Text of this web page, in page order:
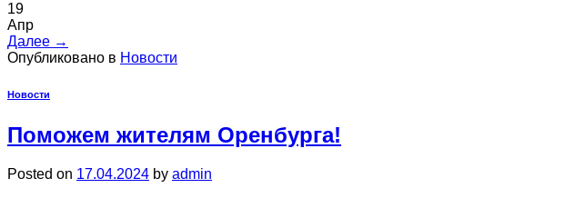
19
Апр
Далее →
Опубликовано в Новости
Новости
Поможем жителям Оренбурга!
Posted on 17.04.2024 by admin